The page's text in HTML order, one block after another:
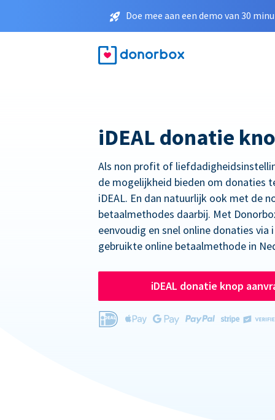
Doe mee aan een demo van 30
iDEAL donatie
Als non profit of
de mogelijkheid bieden om donaties
iDEAL. En dan natuurlijk ook met de
betaalmethodes daarbij. Met
eenvoudig en snel online donaties via
gebruikte online betaalmethode in
iDEAL donatie knop